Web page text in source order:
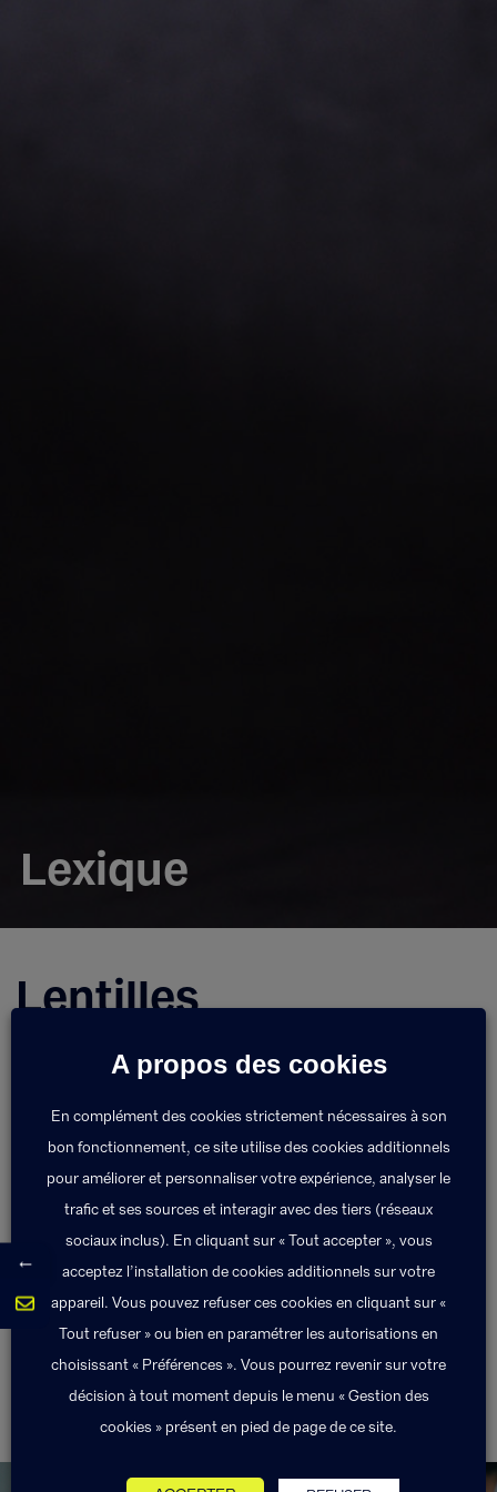
Lexique
Lentilles
Dans certains cas de correction, les lentilles de
remboursement des lentilles de contact (ou lentilles
de vue) est rarement pris en charge par l’Assurance
Maladie. Elles peuvent être prises en charge, tout ou
partie, par un contrat d’assurance.
A propos des cookies
En complément des cookies strictement nécessaires à son
bon fonctionnement, ce site utilise des cookies additionnels
pour améliorer et personnaliser votre expérience, analyser le
trafic et ses sources et interagir avec des tiers (réseaux
sociaux inclus). En cliquant sur « Tout accepter », vous
acceptez l’installation de cookies additionnels sur votre
appareil. Vous pouvez refuser ces cookies en cliquant sur «
Tout refuser » ou bien en paramétrer les autorisations en
choisissant « Préférences ». Vous pourrez revenir sur votre
décision à tout moment depuis le menu « Gestion des
cookies » présent en pied de page de ce site.
←